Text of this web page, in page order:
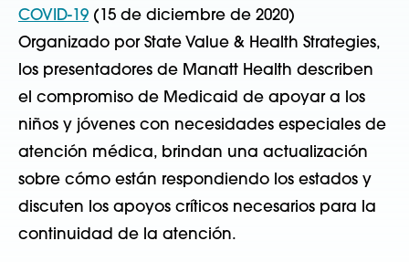
COVID-19 (15 de diciembre de 2020)
Organizado por State Value & Health Strategies,
los presentadores de Manatt Health describen
el compromiso de Medicaid de apoyar a los
niños y jóvenes con necesidades especiales de
atención médica, brindan una actualización
sobre cómo están respondiendo los estados y
discuten los apoyos críticos necesarios para la
continuidad de la atención.